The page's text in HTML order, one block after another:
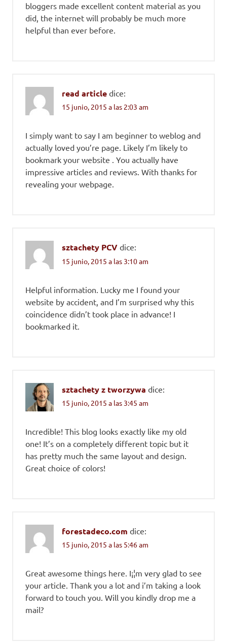
bloggers made excellent content material as you
did, the internet will probably be much more
helpful than ever before.
read article dice:
15 junio, 2015 a las 2:03 am
I simply want to say I am beginner to weblog and
actually loved you’re page. Likely I’m likely to
bookmark your website . You actually have
impressive articles and reviews. With thanks for
revealing your webpage.
sztachety PCV dice:
15 junio, 2015 a las 3:10 am
Helpful information. Lucky me I found your
website by accident, and I’m surprised why this
coincidence didn’t took place in advance! I
bookmarked it.
sztachety z tworzywa dice:
15 junio, 2015 a las 3:45 am
Incredible! This blog looks exactly like my old
one! It’s on a completely different topic but it
has pretty much the same layout and design.
Great choice of colors!
forestadeco.com dice:
15 junio, 2015 a las 5:46 am
Great awesome things here. I¡¦m very glad to see
your article. Thank you a lot and i’m taking a look
forward to touch you. Will you kindly drop me a
mail?